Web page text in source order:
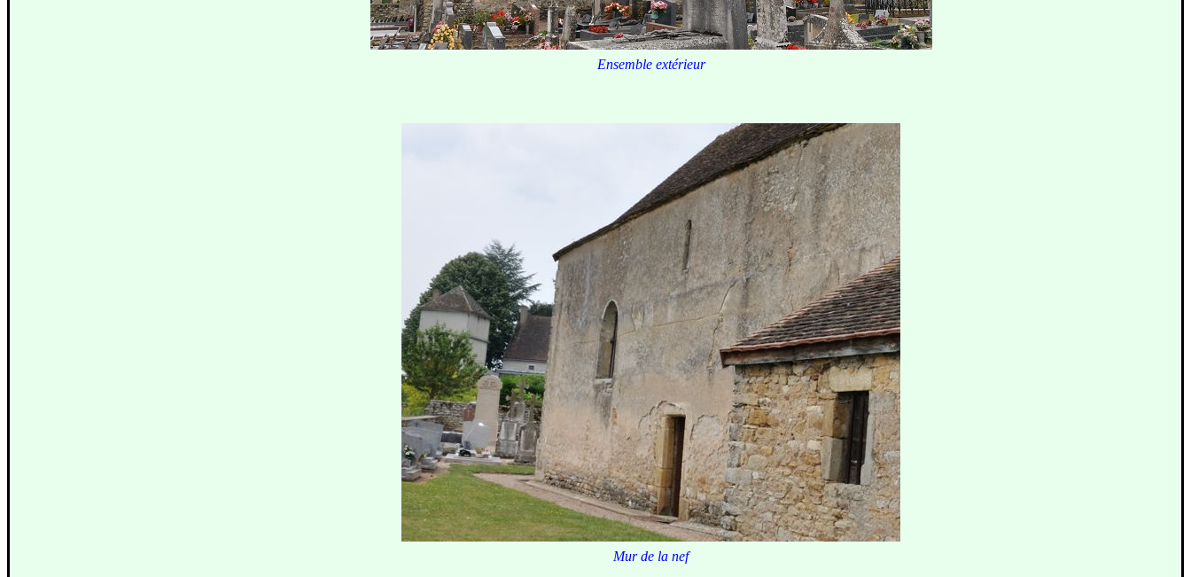
Ensemble extérieur
Mur de la nef